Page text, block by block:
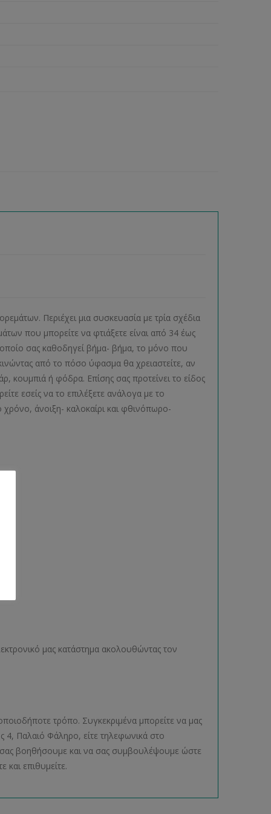
Περιέχει μια συσκευασία με τρία σχέδια
που μπορείτε να φτιάξετε είναι από 34 έως
σας καθοδηγεί βήμα- βήμα, το μόνο που
από το πόσο ύφασμα θα χρειαστείτε, αν
κουμπιά ή φόδρα. Επίσης σας προτείνει το είδος
εσείς να το επιλέξετε ανάλογα με το
άνοιξη- καλοκαίρι και φθινόπωρο-
μας κατάστημα ακολουθώντας τον
τρόπο. Συγκεκριμένα μπορείτε να μας
4, Παλαιό Φάληρο, είτε τηλεφωνικά στο
σας βοηθήσουμε και να σας συμβουλέψουμε ώστε
και επιθυμείτε.